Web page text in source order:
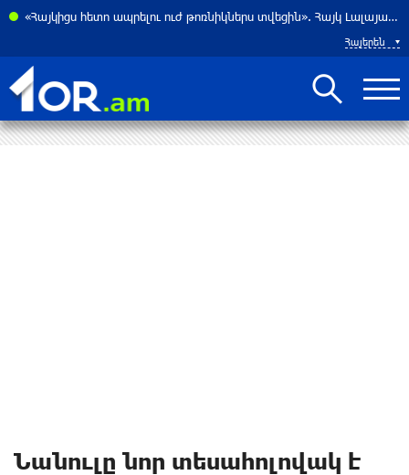
«Հայկիցս հետո ապրելու ուժ թոռնիկներս տվեցին». Հայկ Լալայանն անմահացել է պատերազմի երկրորդ օրը՝ սեպտեմբերի 28-ին. «Փաստ»
Հայերեն
Նանուլը նոր տեսահոլովակ է